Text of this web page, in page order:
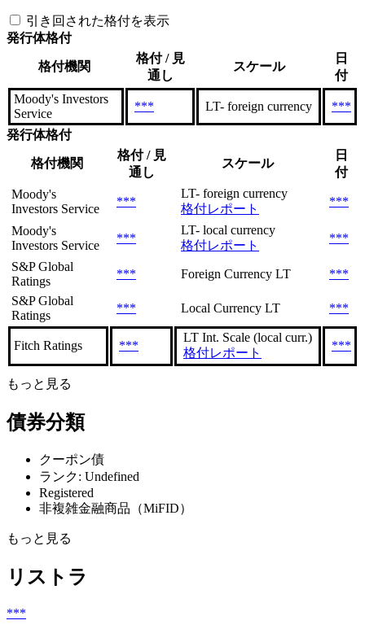
引き回された格付を表示
発行体格付
格付機関
格付 / 見
通し
スケール
日
付
Moody's Investors
Service
*** LT- foreign currency ***
発行体格付
格付機関
格付 / 見
通し
スケール
日
付
Moody's
Investors Service
***
LT- foreign currency
格付レポート
***
Moody's
Investors Service
***
LT- local currency
格付レポート
***
S&P Global
Ratings
*** Foreign Currency LT
***
S&P Global
Ratings
*** Local Currency LT ***
Fitch Ratings ***
LT Int. Scale (local curr.)
格付レポート
***
もっと見る
債券分類
クーポン債
ランク: Undefined
Registered
非複雑金融商品（MiFID）
もっと見る
リストラ
***